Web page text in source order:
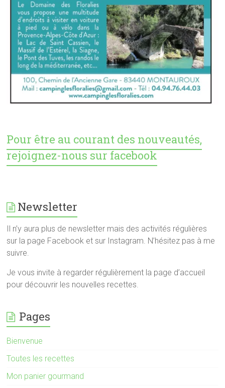
Pour être au courant des nouveautés,
rejoignez-nous sur facebook
Newsletter
Il n’y aura plus de newsletter mais des activités régulières
sur la page Facebook et sur Instagram. N’hésitez pas à me
suivre.
Je vous invite à regarder régulièrement la page d’accueil
pour découvrir les nouvelles recettes.
Pages
Bienvenue
Toutes les recettes
Mon panier gourmand